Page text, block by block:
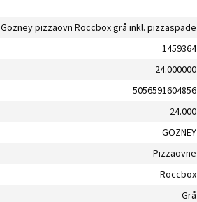
Gozney pizzaovn Roccbox grå inkl. pizzaspade
1459364
24.000000
5056591604856
24.000
GOZNEY
Pizzaovne
Roccbox
Grå